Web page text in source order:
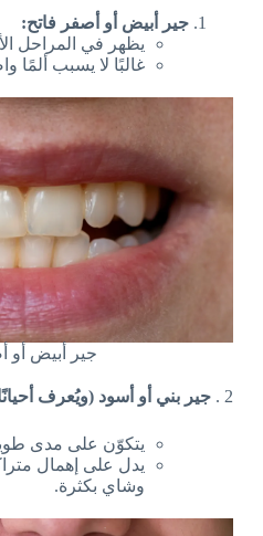
جير أبيض أو أصفر فاتح:
يظهر في المراحل
غالبًا لا يسبب ألمًا
جير أبيض أو
2 . جير بني أو أسود (ويُعرف
يتكوّن على مدى
يدل على إهمال
وشاي بكثرة.